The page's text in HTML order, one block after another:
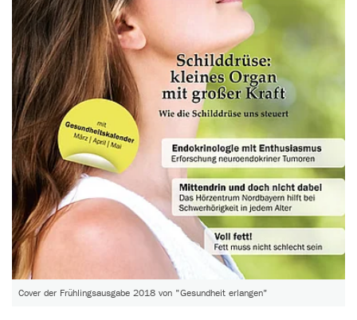
Cover der Frühlingsausgabe 2018 von "Gesundheit erlangen"